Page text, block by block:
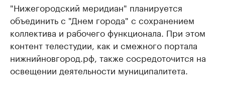
"Нижегородский меридиан" планируется
объединить с "Днем города" с сохранением
коллектива и рабочего функционала. При этом
контент телестудии, как и смежного портала
нижнийновгород.рф, также сосредоточится на
освещении деятельности муниципалитета.